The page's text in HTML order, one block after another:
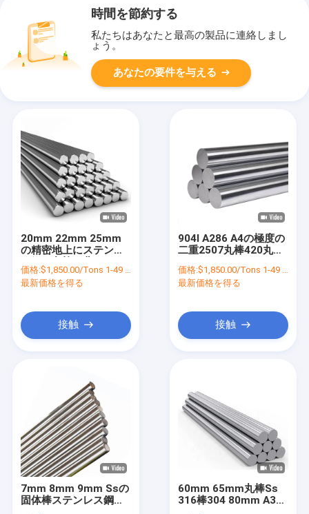
時間を節約する
私たちはあなたと最高の製品に連絡しまし
ょう。
あなたの要件を与える
20mm 22mm 25mm
の精密地上にステンレ
と
価格:$1,850.00/Tons 1-49 Tons
最新価格を得る
接触
904l A286 A4の極度の
二重2507丸棒420丸棒
価格:$1,850.00/Tons 1-49 Tons
最新価格を得る
接触
7mm 8mm 9mm Ssの
固体棒ステンレス鋼棒
60mm 65mm丸棒Ss
316棒304 80mm A335